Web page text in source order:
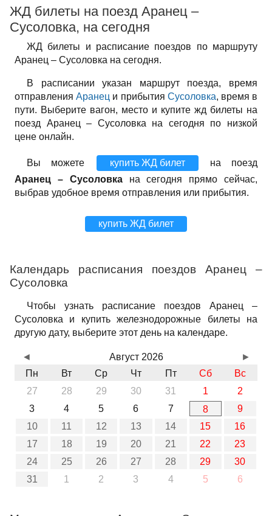
ЖД билеты на поезд Аранец –
Сусоловка, на сегодня
ЖД билеты и расписание поездов по маршруту
Аранец – Сусоловка на сегодня.
В расписании указан маршрут поезда, время
отправленияАранец и прибытия Сусоловка, время в
пути. Выберите вагон, место и купите жд билеты на
поезд Аранец – Сусоловка на сегодня по низкой
цене онлайн.
Вы можете купить ЖД билет
на поезд
Аранец – Сусоловкана сегодня прямо сейчас,
выбрав удобное время отправления или прибытия.
купить ЖД билет
Календарь расписания поездов Аранец –
Сусоловка
Чтобы узнать расписание поездов Аранец –
Сусоловка и купить железнодорожные билеты на
другую дату, выберите этот день на календаре.
Август 2026
Пн
Вт Ср Чт Пт Сб
Вс
27
28 29 30 31 1
2
3
4 5 6 7 8
9
10
11 12 13 14 15
16
17
18 19 20 21 22
23
24
25 26 27 28 29
30
31
1 2 3 4 5 6
◄ ►